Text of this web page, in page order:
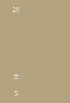
29
土
5